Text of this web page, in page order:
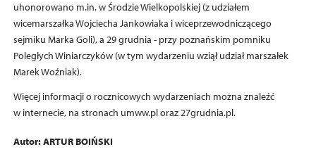
uhonorowano m.in. w Środzie Wielkopolskiej (z udziałem
wicemarszałka Wojciecha Jankowiaka i wiceprzewodniczącego
sejmiku Marka Goli), a 29 grudnia - przy poznańskim pomniku
Poległych Winiarczyków (w tym wydarzeniu wziął udział marszałek
Marek Woźniak).
Więcej informacji o rocznicowych wydarzeniach można znaleźć
w internecie, na stronach umww.pl oraz 27grudnia.pl.
Autor: ARTUR BOIŃSKI